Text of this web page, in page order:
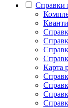
Справки
Карта